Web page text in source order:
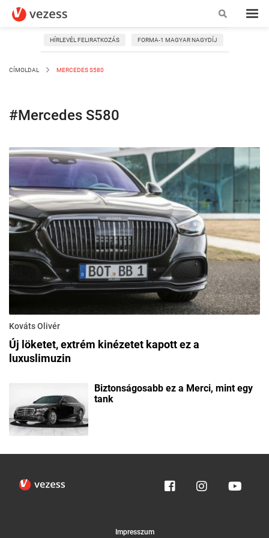
HÍRLEVÉL FELIRATKOZÁS FORMA-1 MAGYAR NAGYDÍJ
CÍMOLDAL MERCEDES S580
#Mercedes S580
Kováts Olivér
Új löketet, extrém kinézetet kapott ez a
luxuslimuzin
Biztonságosabb ez a Merci, mint egy
tank
Impresszum